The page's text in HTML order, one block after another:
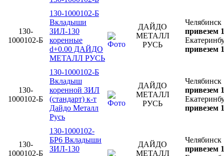
130-
1000102-Б
130-1000102-Б
Вкладыши
ЗИЛ-130
коренные
d+0.00 ДАЙДО
МЕТАЛЛ РУСЬ
ДАЙДО
МЕТАЛЛ
РУСЬ
Челябинск
привезем
привезем
130-
1000102-Б
130-1000102-Б
Вкладыш
коренной ЗИЛ
(стандарт) к-т
Дайдо Металл
Русь
ДАЙДО
МЕТАЛЛ
РУСЬ
Челябинск
привезем
привезем
130-
1000102-Б
130-1000102-
БР6 Вкладыши
ЗИЛ-130
ДАЙДО
МЕТАЛЛ
Челябинск
привезем